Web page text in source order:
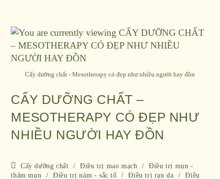
Cấy dưỡng chất - Mesotherapy có đẹp như nhiều người hay đồn
CẤY DƯỠNG CHẤT –
MESOTHERAPY CÓ ĐẸP NHƯ
NHIỀU NGƯỜI HAY ĐỒN
Cấy dưỡng chất / Điều trị mao mạch /
Điều trị mụn -
thâm mụn
/ Điều trị nám - sắc tố / Điều trị rạn da /
Điều